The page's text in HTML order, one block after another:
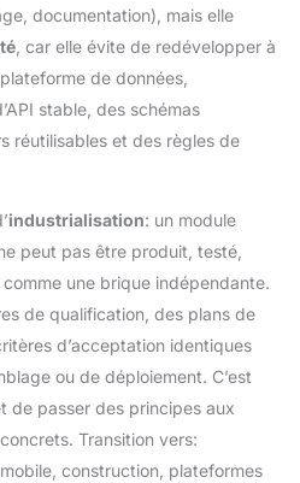
documentation), mais elle
, car elle évite de redévelopper à
de données,
stable, des schémas
réutilisables et des règles de
industrialisation: un module
peut pas être produit, testé,
une brique indépendante.
de qualification, des plans de
d’acceptation identiques
ou de déploiement. C’est
de passer des principes aux
Transition vers:
construction, plateformes